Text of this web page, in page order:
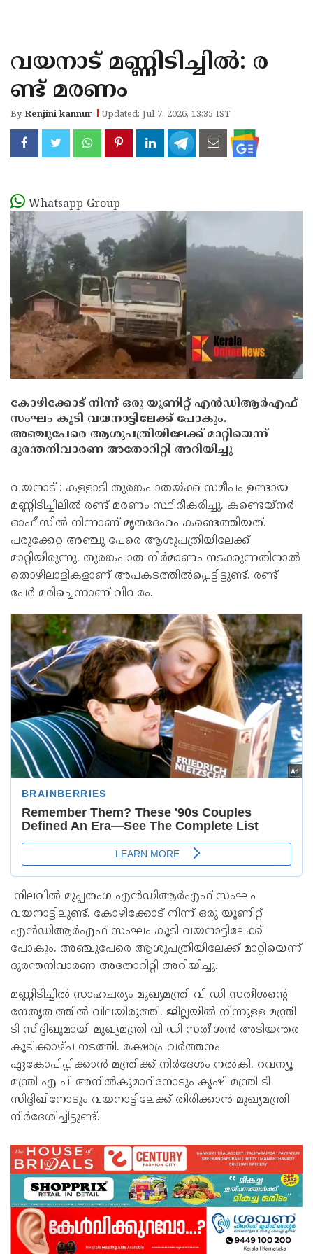
KANNUR
KASARAGOD
വയനാട് മണ്ണിടിച്ചിൽ: ര
ണ്ട് മരണം
ByRenjini kannur Updated: Jul 7, 2026, 13:35 IST
Whatsapp Group
കോഴിക്കോട് നിന്ന് ഒരു യൂണിറ്റ് എന്‍ഡിആര്‍എഫ്
സംഘം കൂടി വയനാട്ടിലേക്ക് പോകും.
അഞ്ചുപേരെ ആശുപത്രിയിലേക്ക് മാറ്റിയെന്ന്
ദുരന്തനിവാരണ അതോറിറ്റി അറിയിച്ചു
വയനാട് : കള്ളാടി തുരങ്കപാതയ്ക്ക് സമീപം ഉണ്ടായ
മണ്ണിടിച്ചിലിൽ‌ രണ്ട് മരണം സ്ഥിരീകരിച്ചു. കണ്ടെയ്നർ
ഓഫീസിൽ നിന്നാണ് മൃതദേഹം കണ്ടെത്തിയത്.
പരുക്കേറ്റ അഞ്ചു പേരെ ആശുപത്രിയിലേക്ക്
മാറ്റിയിരുന്നു. തുരങ്കപാത നിർമാണം നടക്കുന്നതിനാൽ
തൊഴിലാളികളാണ് അപകടത്തിൽപ്പെട്ടിട്ടുണ്ട്. രണ്ട്
പേർ മരിച്ചെന്നാണ് വിവരം.
നിലവില്‍ മുപ്പതംഗ എന്‍ഡിആര്‍എഫ് സംഘം
വയനാട്ടിലുണ്ട്. കോഴിക്കോട് നിന്ന് ഒരു യൂണിറ്റ്
എന്‍ഡിആര്‍എഫ് സംഘം കൂടി വയനാട്ടിലേക്ക്
പോകും. അഞ്ചുപേരെ ആശുപത്രിയിലേക്ക് മാറ്റിയെന്ന്
ദുരന്തനിവാരണ അതോറിറ്റി അറിയിച്ചു.
മണ്ണിടിച്ചില്‍ സാഹചര്യം മുഖ്യമന്ത്രി വി ഡി സതീശന്റെ
നേതൃത്വത്തില്‍ വിലയിരുത്തി. ജില്ലയില്‍ നിന്നുള്ള മന്ത്രി
ടി സിദ്ദിഖുമായി മുഖ്യമന്ത്രി വി ഡി സതീശന്‍ അടിയന്തര
കൂടിക്കാഴ്ച നടത്തി. രക്ഷാപ്രവര്‍ത്തനം
ഏകോപിപ്പിക്കാന്‍ മന്ത്രിക്ക് നിര്‍ദേശം നല്‍കി. റവന്യൂ
മന്ത്രി എ പി അനില്‍കുമാറിനോടും കൃഷി മന്ത്രി ടി
സിദ്ദിഖിനോടും വയനാട്ടിലേക്ക് തിരിക്കാന്‍ മുഖ്യമന്ത്രി
നിര്‍ദേശിച്ചിട്ടുണ്ട്.